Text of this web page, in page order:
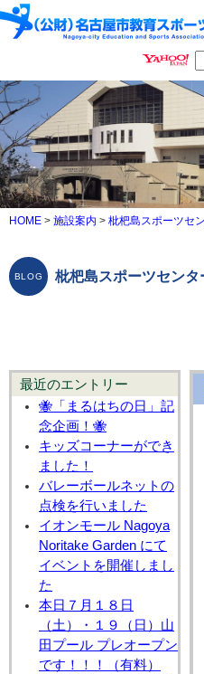
HOME > 施設案内 > 枇杷島スポーツセ
枇杷島スポーツセンタ
最近のエントリー
🐝「まるはちの日」記
念企画！🐝
キッズコーナーができ
ました！
バレーボールネットの
点検を行いました
イオンモール Nagoya
Noritake Garden にて
イベントを開催しまし
た
本日７月１８日
（土）・１９（日）山
田プール プレオープン
です！！！（有料）